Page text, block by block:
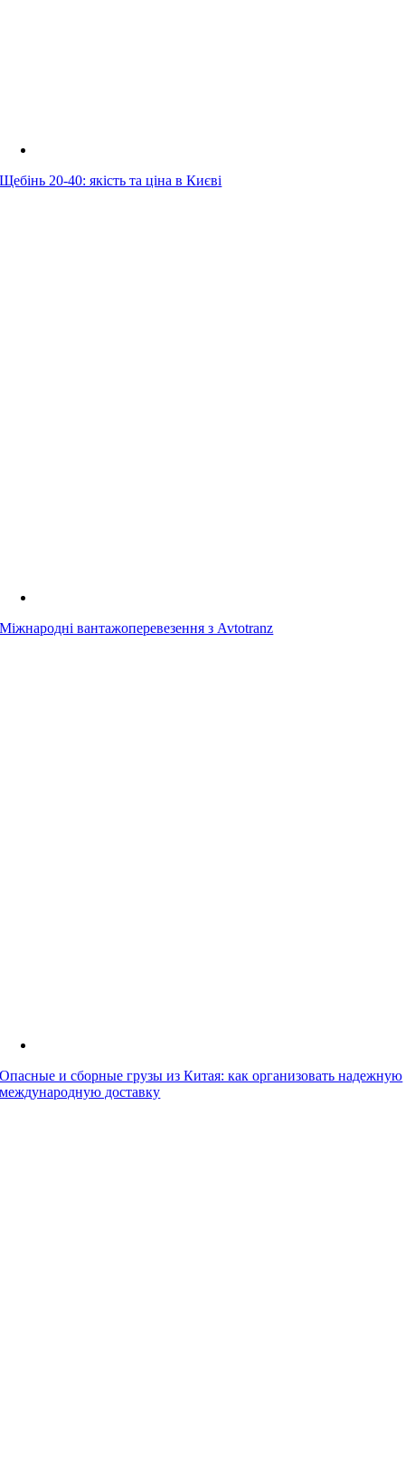
Щебінь 20-40: якість та ціна в Києві
Міжнародні вантажоперевезення з Avtotranz
Опасные и сборные грузы из Китая: как организовать надежную
международную доставку